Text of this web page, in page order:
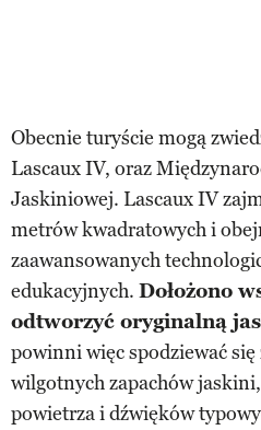
Obecnie turyście mogą
Lascaux IV, oraz
Jaskiniowej. Lascaux IV
metrów kwadratowych i
zaawansowanych
edukacyjnych. Dołożono
odtworzyć oryginalną
powinni więc spodziewać
wilgotnych zapachów
powietrza i dźwięków